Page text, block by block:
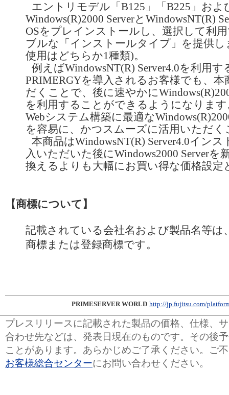
エントリモデル「B125」「B225」およ
Windows(R)2000 ServerとWindowsNT(R)
OSをプレインストールし、選択して利
ブルな「インストールタイプ」を提供
使用はどちらか1種類)。
例えばWindowsNT(R) Server4.0を利用す
PRIMERGYを導入されるお客様でも、
だくことで、後に速やかに
を利用することができるようになりま
Webシステム構築に最適な
を容易に、かつスムーズに活用いただ
本商品はWindowsNT(R) Server4.0イン
入いただいた後にWindows2000 Serverを
換えるよりも大幅にお買い得な価格設定
【商標について】
記載されている会社名および製品名等は
商標または登録商標です。
PRIMESERVER WORLD http://jp.fujitsu.com/
プレスリリースに記載された製品の価格、仕様、
合わせ先などは、発表日現在のものです。その後
ことがあります。あらかじめご了承ください。ご
お客様総合センターにお問い合わせください。